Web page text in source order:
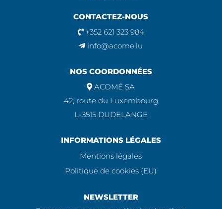
CONTACTEZ-NOUS
+352 621 323 984
info@acome.lu
NOS COORDONNÉES
ACOMÉ SA
42, route du Luxembourg
L-3515 DUDELANGE
INFORMATIONS LÉGALES
Mentions légales
Politique de cookies (EU)
NEWSLETTER